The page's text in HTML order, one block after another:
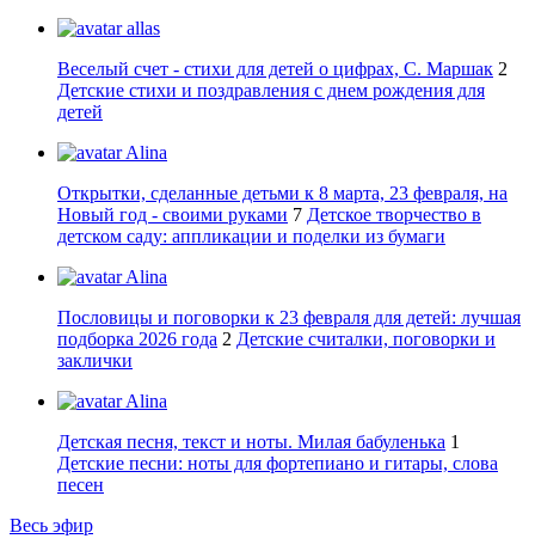
allas
Веселый счет - стихи для детей о цифрах, С. Маршак 2
Детские стихи и поздравления с днем рождения для
детей
Alina
Открытки, сделанные детьми к 8 марта, 23 февраля, на
Новый год - своими руками 7 Детское творчество в
детском саду: аппликации и поделки из бумаги
Alina
Пословицы и поговорки к 23 февраля для детей: лучшая
подборка 2026 года 2 Детские считалки, поговорки и
заклички
Alina
Детская песня, текст и ноты. Милая бабуленька 1
Детские песни: ноты для фортепиано и гитары, слова
песен
Весь эфир